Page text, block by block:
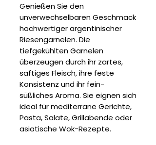
Genießen Sie den
unverwechselbaren Geschmack
hochwertiger argentinischer
Riesengarnelen. Die
tiefgekühlten Garnelen
überzeugen durch ihr zartes,
saftiges Fleisch, ihre feste
Konsistenz und ihr fein-
süßliches Aroma. Sie eignen sich
ideal für mediterrane Gerichte,
Pasta, Salate, Grillabende oder
asiatische Wok-Rezepte.